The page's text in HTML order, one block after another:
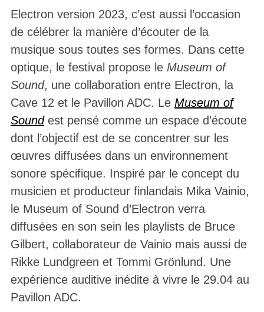
Electron version 2023, c’est aussi l’occasion
de célébrer la manière d’écouter de la
musique sous toutes ses formes. Dans cette
optique, le festival propose le Museum of
Sound, une collaboration entre Electron, la
Cave 12 et le Pavillon ADC. Le Museum of
Soundest pensé comme un espace d’écoute
dont l’objectif est de se concentrer sur les
œuvres diffusées dans un environnement
sonore spécifique. Inspiré par le concept du
musicien et producteur finlandais Mika Vainio,
le Museum of Sound d’Electron verra
diffusées en son sein les playlists de Bruce
Gilbert, collaborateur de Vainio mais aussi de
Rikke Lundgreen et Tommi Grönlund. Une
expérience auditive inédite à vivre le 29.04 au
Pavillon ADC.